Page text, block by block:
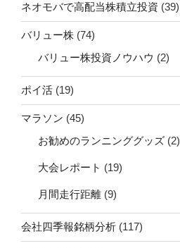
ネオモバで高配当株積立投資 (39)
バリュー株 (74)
バリュー株投資ノウハウ (2)
ポイ活 (19)
マラソン (45)
お勧めのランニンググッズ (2)
大会レポート (19)
月間走行距離 (9)
会社四季報銘柄分析 (117)